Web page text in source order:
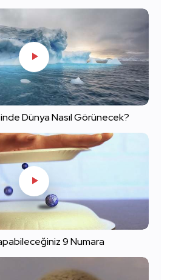
Dünya Nasıl Görünecek?
9 Numara